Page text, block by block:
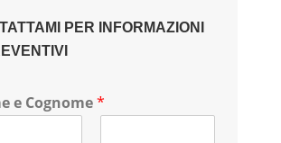
PER INFORMAZIONI
e Cognome*